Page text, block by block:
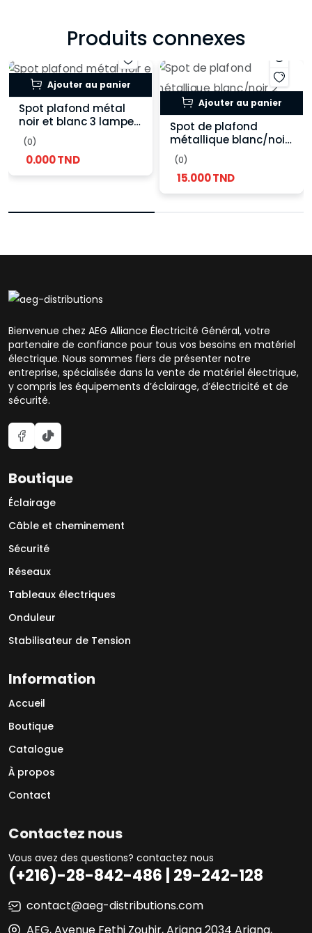
Produits connexes
Ajouter au panier
Spot plafond métal
noir et blanc 3 lampes
orientables
(0)
0.000 TND
Ajouter au panier
Spot de plafond
métallique blanc/noir
2 lampes orientables
(0)
15.000 TND
Bienvenue chez AEG Alliance Électricité Général, votre
partenaire de confiance pour tous vos besoins en matériel
électrique. Nous sommes fiers de présenter notre
entreprise, spécialisée dans la vente de matériel électrique,
y compris les équipements d’éclairage, d’électricité et de
sécurité.
Boutique
Éclairage
Câble et cheminement
Sécurité
Réseaux
Tableaux électriques
Onduleur
Stabilisateur de Tension
Information
Accueil
Boutique
Catalogue
À propos
Contact
Contactez nous
Vous avez des questions? contactez nous
(+216)-28-842-486 | 29-242-128
contact@aeg-distributions.com